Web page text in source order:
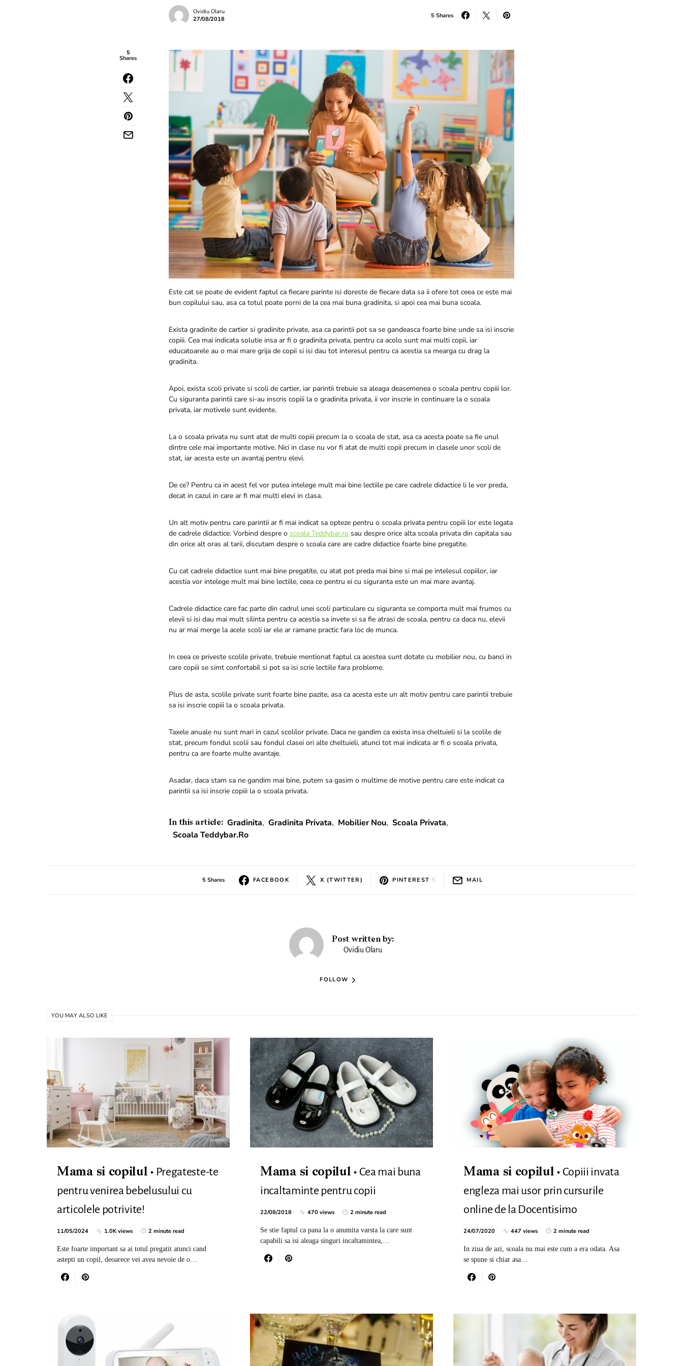
Ovidiu Olaru
27/08/2018
5 Shares
5
Shares
Este cat se poate de evident faptul ca fiecare parinte isi doreste de fiecare data sa ii ofere tot ceea ce este mai
bun copilului sau, asa ca totul poate porni de la cea mai buna gradinita, si apoi cea mai buna scoala.
Exista gradinite de cartier si gradinite private, asa ca parintii pot sa se gandeasca foarte bine unde sa isi inscrie
copiii. Cea mai indicata solutie insa ar fi o gradinita privata, pentru ca acolo sunt mai multi copii, iar
educatoarele au o mai mare grija de copii si isi dau tot interesul pentru ca acestia sa mearga cu drag la
gradinita.
Apoi, exista scoli private si scoli de cartier, iar parintii trebuie sa aleaga deasemenea o scoala pentru copiii lor.
Cu siguranta parintii care si-au inscris copiii la o gradinita privata, ii vor inscrie in continuare la o scoala
privata, iar motivele sunt evidente.
La o scoala privata nu sunt atat de multi copiii precum la o scoala de stat, asa ca acesta poate sa fie unul
dintre cele mai importante motive. Nici in clase nu vor fi atat de multi copii precum in clasele unor scoli de
stat, iar acesta este un avantaj pentru elevi.
De ce? Pentru ca in acest fel vor putea intelege mult mai bine lectiile pe care cadrele didactice li le vor preda,
decat in cazul in care ar fi mai multi elevi in clasa.
Un alt motiv pentru care parintii ar fi mai indicat sa opteze pentru o scoala privata pentru copiii lor este legata
de cadrele didactice. Vorbind despre o scoala Teddybar.ro sau despre orice alta scoala privata din capitala sau
din orice alt oras al tarii, discutam despre o scoala care are cadre didactice foarte bine pregatite.
Cu cat cadrele didactice sunt mai bine pregatite, cu atat pot preda mai bine si mai pe intelesul copiilor, iar
acestia vor intelege mult mai bine lectiile, ceea ce pentru ei cu siguranta este un mai mare avantaj.
Cadrele didactice care fac parte din cadrul unei scoli particulare cu siguranta se comporta mult mai frumos cu
elevii si isi dau mai mult silinta pentru ca acestia sa invete si sa fie atrasi de scoala, pentru ca daca nu, elevii
nu ar mai merge la acele scoli iar ele ar ramane practic fara loc de munca.
In ceea ce priveste scolile private, trebuie mentionat faptul ca acestea sunt dotate cu mobilier nou, cu banci in
care copiii se simt confortabil si pot sa isi scrie lectiile fara probleme.
Plus de asta, scolile private sunt foarte bine pazite, asa ca acesta este un alt motiv pentru care parintii trebuie
sa isi inscrie copiii la o scoala privata.
Taxele anuale nu sunt mari in cazul scolilor private. Daca ne gandim ca exista insa cheltuieli si la scolile de
stat, precum fondul scolii sau fondul clasei ori alte cheltuieli, atunci tot mai indicata ar fi o scoala privata,
pentru ca are foarte multe avantaje.
Asadar, daca stam sa ne gandim mai bine, putem sa gasim o multime de motive pentru care este indicat ca
parintii sa isi inscrie copiii la o scoala privata.
In this article: Gradinita, Gradinita Privata, Mobilier Nou, Scoala Privata,
Scoala Teddybar.ro
5 Shares FACEBOOK X (TWITTER) PINTEREST 5 MAIL
Post written by:
Ovidiu Olaru
FOLLOW
YOU MAY ALSO LIKE
Mama si copilul
Pregateste-te
pentru venirea bebelusului cu
articolele potrivite!
11/05/2024 1.0K views 2 minute read
Este foarte important sa ai totul pregatit atunci cand
astepti un copil, deoarece vei avea nevoie de o…
Mama si copilul
Cea mai buna
incaltaminte pentru copii
22/08/2018 470 views 2 minute read
Se stie faptul ca pana la o anumita varsta la care sunt
capabili sa isi aleaga singuri incaltamintea,…
Mama si copilul
Copiii invata
engleza mai usor prin cursurile
online de la Docentisimo
24/07/2020 447 views 2 minute read
In ziua de azi, scoala nu mai este cum a era odata. Asa
se spune si chiar asa…